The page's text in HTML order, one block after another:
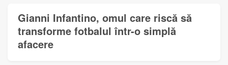
Gianni Infantino, omul care riscă să
transforme fotbalul într-o simplă
afacere